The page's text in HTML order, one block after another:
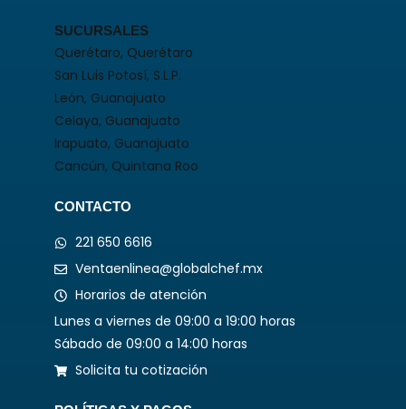
SUCURSALES
Querétaro, Querétaro
San Luis Potosí, S.L.P.
León, Guanajuato
Celaya, Guanajuato
Irapuato, Guanajuato
Cancún, Quintana Roo
CONTACTO
221 650 6616
Ventaenlinea@globalchef.mx
Horarios de atención
Lunes a viernes de 09:00 a 19:00 horas
Sábado de 09:00 a 14:00 horas
Solicita tu cotización